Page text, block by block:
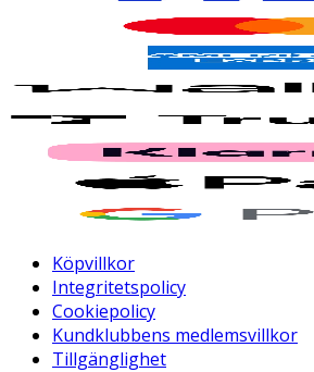
Köpvillkor
Integritetspolicy
Cookiepolicy
Kundklubbens medlemsvillkor
Tillgänglighet